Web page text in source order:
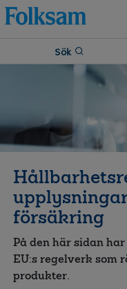
Till
navigation
Till
innehåll
Sök
försäkring
På den här sidan
EU:s regelverk som
produkter.